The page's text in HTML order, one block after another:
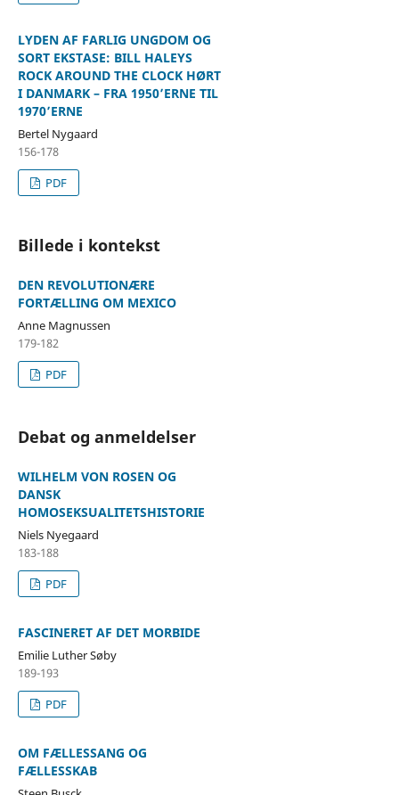
LYDEN AF FARLIG UNGDOM OG
SORT EKSTASE: BILL HALEYS
ROCK AROUND THE CLOCK HØRT
I DANMARK – FRA 1950’ERNE TIL
1970’ERNE
Bertel Nygaard
156-178
PDF
Billede i kontekst
DEN REVOLUTIONÆRE
FORTÆLLING OM MEXICO
Anne Magnussen
179-182
PDF
Debat og anmeldelser
WILHELM VON ROSEN OG
DANSK
HOMOSEKSUALITETSHISTORIE
Niels Nyegaard
183-188
PDF
FASCINERET AF DET MORBIDE
Emilie Luther Søby
189-193
PDF
OM FÆLLESSANG OG
FÆLLESSKAB